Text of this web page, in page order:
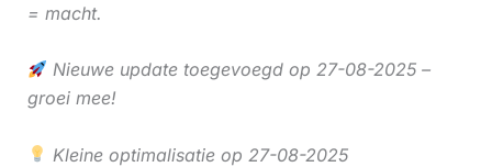
= macht.
Nieuwe update toegevoegd op 27-08-2025 –
groei mee!
Kleine optimalisatie op 27-08-2025